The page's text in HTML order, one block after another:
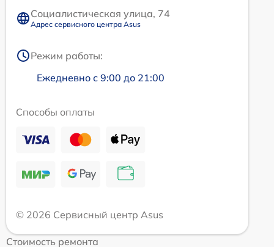
Социалистическая улица, 74
Адрес сервисного центра Asus
Режим работы:
Ежедневно с 9:00 до 21:00
Способы оплаты
© 2026 Сервисный центр Asus
Стоимость ремонта